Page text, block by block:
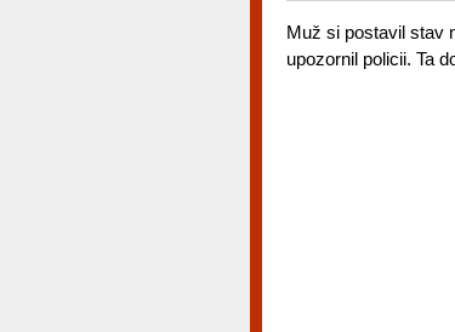
Muž si postavil stav
upozornil policii. Ta